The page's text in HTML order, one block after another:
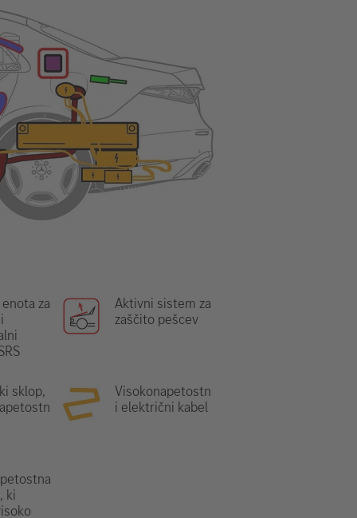
za
Aktivni sistem za
zaščito pešcev
sklop,
Visokonapetostn
i električni kabel
ki